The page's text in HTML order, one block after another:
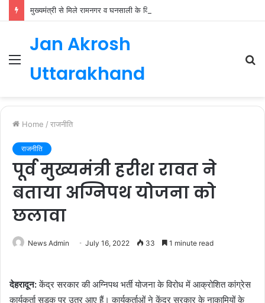
Menu
Jan Akrosh
Uttarakhand
Home / राजनीति
राजनीति
पूर्व मुख्यमंत्री हरीश रावत ने
बताया अग्निपथ योजना को
छलावा
News Admin July 16, 2022 33 1 minute read
देहरादून:केंद्र सरकार की अग्निपथ भर्ती योजना के विरोध में आक्रोशित कांग्रेस
कार्यकर्ता सड़क पर उतर आए हैं। कार्यकर्ताओं ने केंद्र सरकार के नाकामियों के